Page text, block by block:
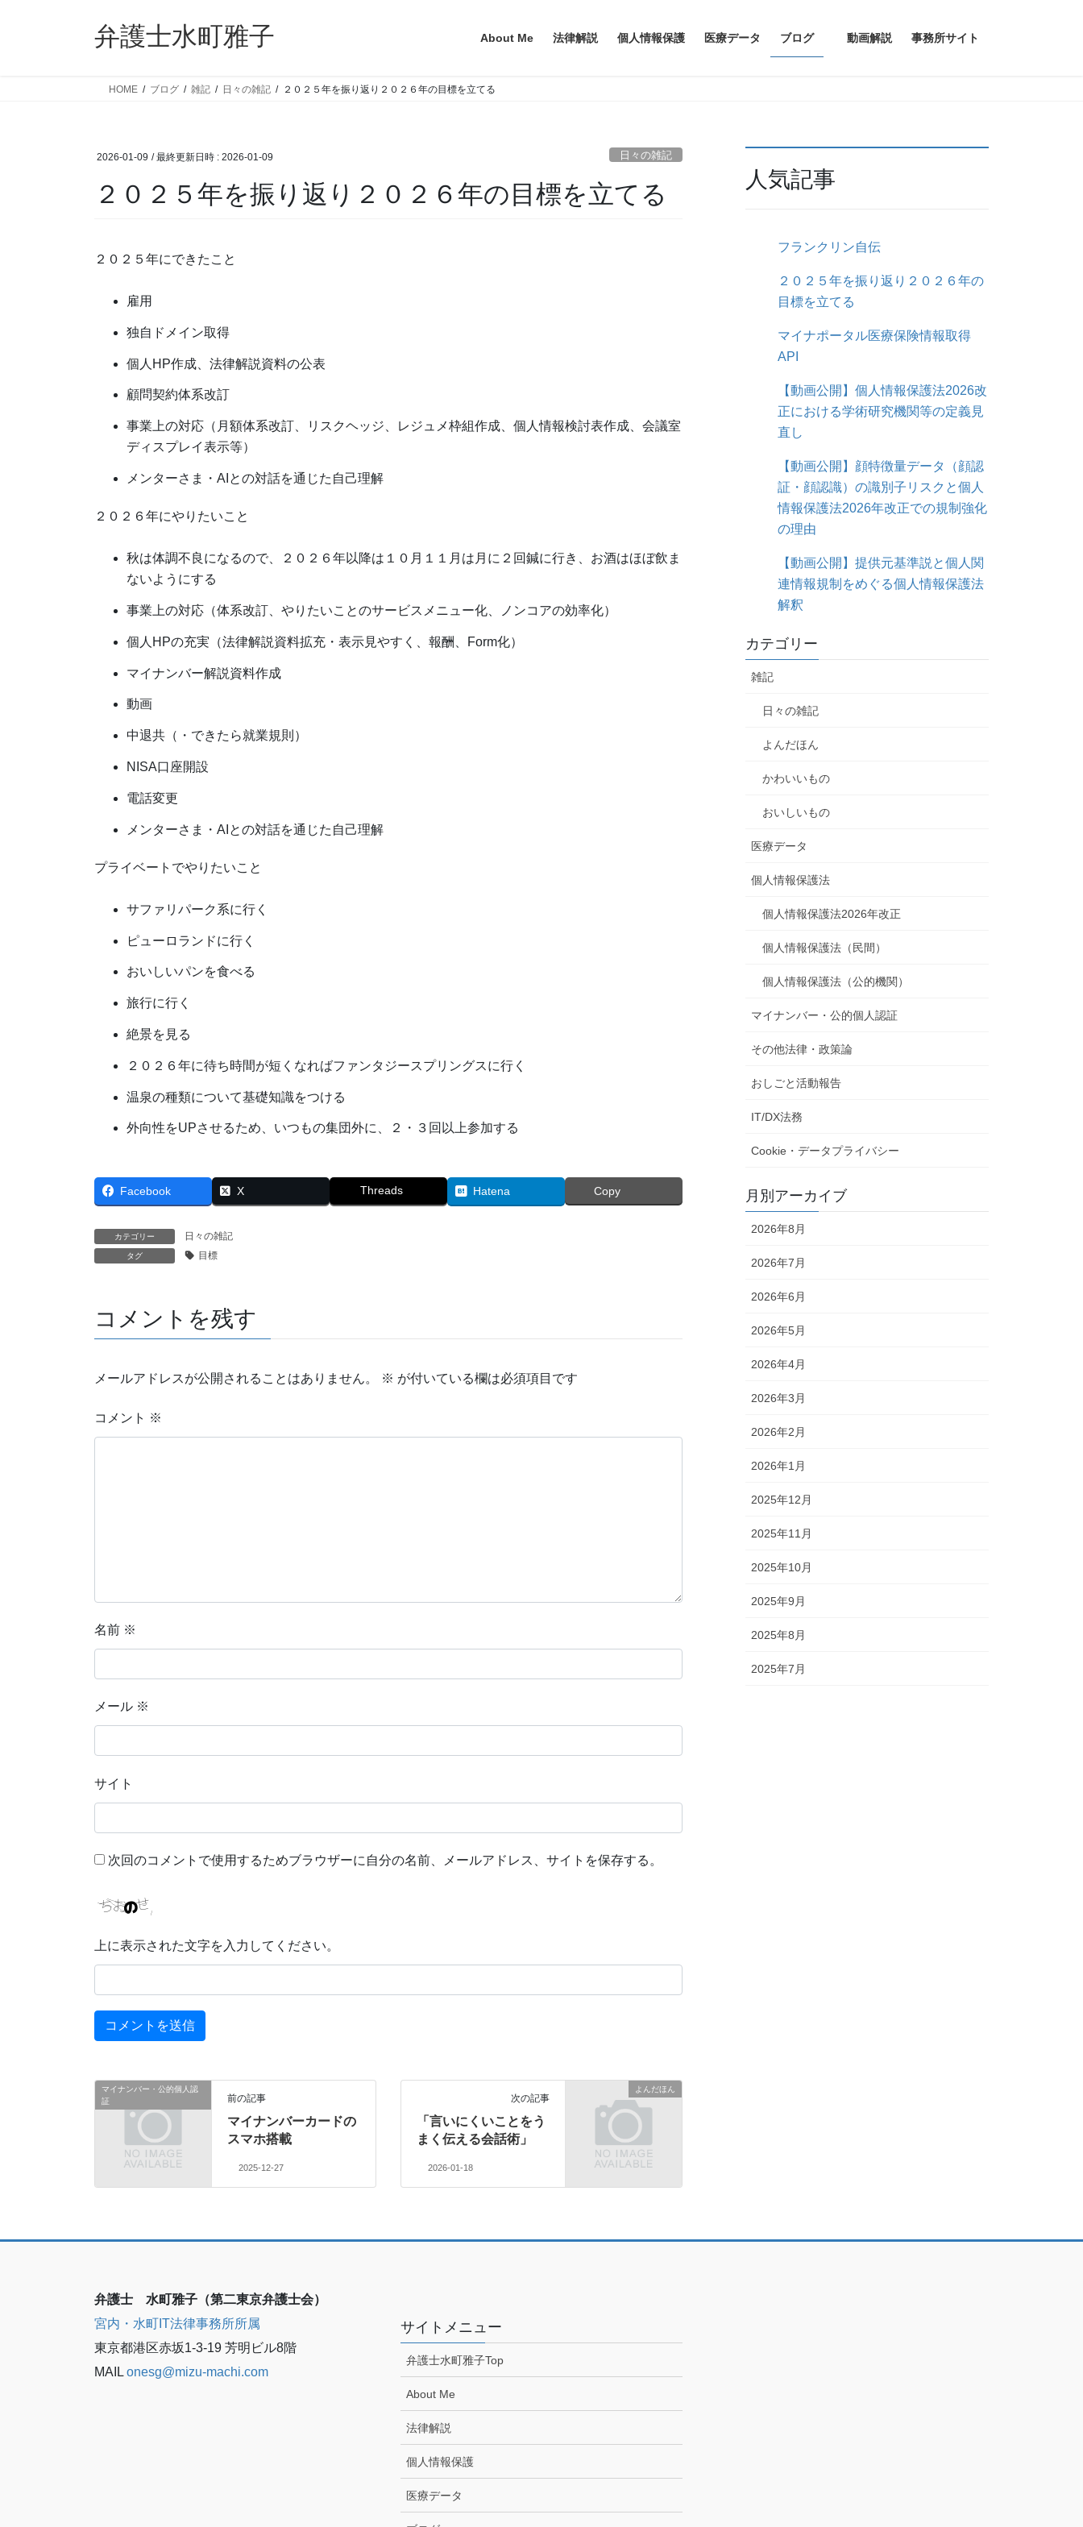
弁護士水町雅子 About Me 法律解説 個人情報保護 医療データ ブログ 動画解説 事務所サイト
HOME ブログ 雑記 日々の雑記 ２０２５年を振り返り２０２６年の目標を立てる
2026-01-09 / 最終更新日時 : 2026-01-09 日々の雑記
２０２５年を振り返り２０２６年の目標を立てる
２０２５年にできたこと
雇用
独自ドメイン取得
個人HP作成、法律解説資料の公表
顧問契約体系改訂
事業上の対応（月額体系改訂、リスクヘッジ、レジュメ枠組作成、個人情報検討表作成、会議室
ディスプレイ表示等）
メンターさま・AIとの対話を通じた自己理解
２０２６年にやりたいこと
秋は体調不良になるので、２０２６年以降は１０月１１月は月に２回鍼に行き、お酒はほぼ飲ま
ないようにする
事業上の対応（体系改訂、やりたいことのサービスメニュー化、ノンコアの効率化）
個人HPの充実（法律解説資料拡充・表示見やすく、報酬、Form化）
マイナンバー解説資料作成
動画
中退共（・できたら就業規則）
NISA口座開設
電話変更
メンターさま・AIとの対話を通じた自己理解
プライベートでやりたいこと
サファリパーク系に行く
ピューロランドに行く
おいしいパンを食べる
旅行に行く
絶景を見る
２０２６年に待ち時間が短くなればファンタジースプリングスに行く
温泉の種類について基礎知識をつける
外向性をUPさせるため、いつもの集団外に、２・３回以上参加する
Facebook X Threads Hatena Copy
カテゴリー 日々の雑記
タグ 目標
コメントを残す
メールアドレスが公開されることはありません。 ※ が付いている欄は必須項目です
コメント ※
名前 ※
メール ※
サイト
次回のコメントで使用するためブラウザーに自分の名前、メールアドレス、サイトを保存する。
上に表示された文字を入力してください。
マイナンバー・公的個人認
証
前の記事
マイナンバーカードの
スマホ搭載
2025-12-27
よんだほん
次の記事
「言いにくいことをう
まく伝える会話術」
2026-01-18
人気記事
フランクリン自伝
２０２５年を振り返り２０２６年の
目標を立てる
マイナポータル医療保険情報取得
API
【動画公開】個人情報保護法2026改
正における学術研究機関等の定義見
直し
【動画公開】顔特徴量データ（顔認
証・顔認識）の識別子リスクと個人
情報保護法2026年改正での規制強化
の理由
【動画公開】提供元基準説と個人関
連情報規制をめぐる個人情報保護法
解釈
カテゴリー
雑記
日々の雑記
よんだほん
かわいいもの
おいしいもの
医療データ
個人情報保護法
個人情報保護法2026年改正
個人情報保護法（民間）
個人情報保護法（公的機関）
マイナンバー・公的個人認証
その他法律・政策論
おしごと活動報告
IT/DX法務
Cookie・データプライバシー
月別アーカイブ
2026年8月
2026年7月
2026年6月
2026年5月
2026年4月
2026年3月
2026年2月
2026年1月
2025年12月
2025年11月
2025年10月
2025年9月
2025年8月
2025年7月
弁護士 水町雅子（第二東京弁護士会）
宮内・水町IT法律事務所所属
東京都港区赤坂1-3-19 芳明ビル8階
MAIL onesg@mizu-machi.com
サイトメニュー
弁護士水町雅子Top
About Me
法律解説
個人情報保護
医療データ